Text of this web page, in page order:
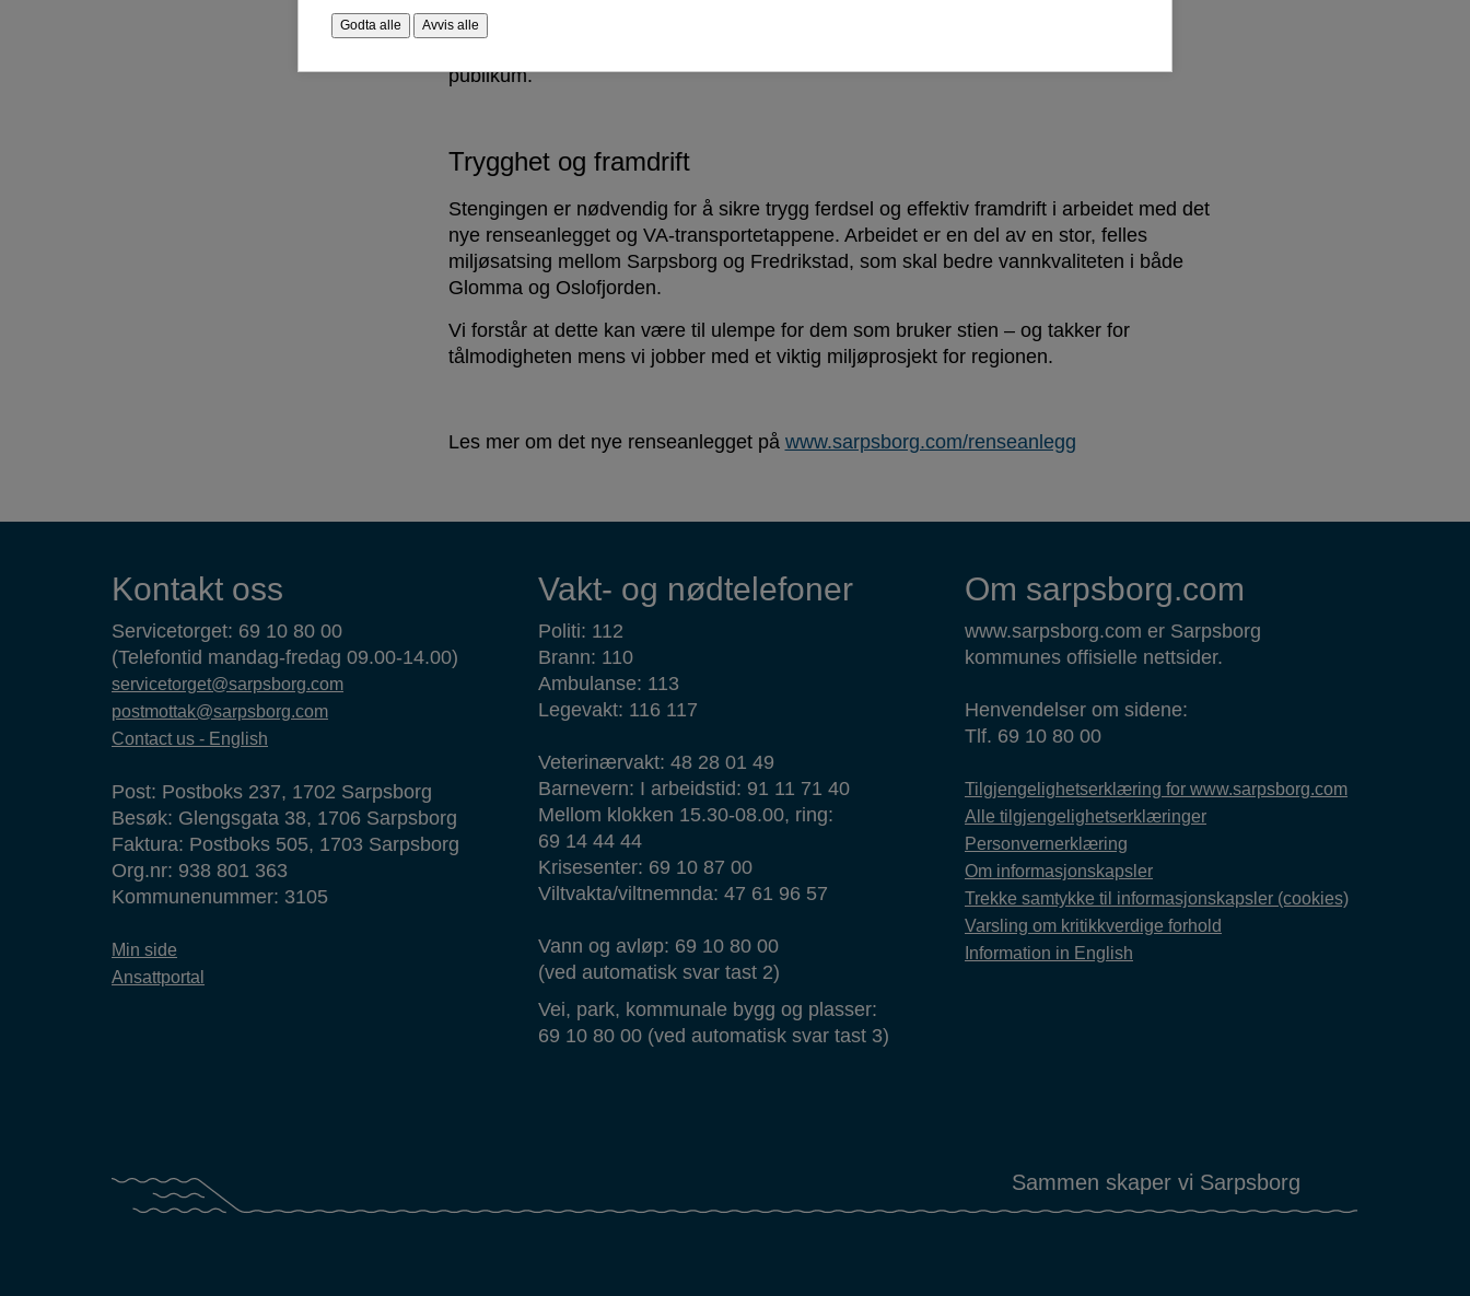
Deler av Glommastien er fortsatt stengt – fra rv 22 og vestover. Det samme gjelder
publikum.
Trygghet og framdrift
Stengingen er nødvendig for å sikre trygg ferdsel og effektiv framdrift i arbeidet med det
nye renseanlegget og VA-transportetappene. Arbeidet er en del av en stor, felles
miljøsatsing mellom Sarpsborg og Fredrikstad, som skal bedre vannkvaliteten i både
Glomma og Oslofjorden.
Vi forstår at dette kan være til ulempe for dem som bruker stien – og takker for
tålmodigheten mens vi jobber med et viktig miljøprosjekt for regionen.
Les mer om det nye renseanlegget på www.sarpsborg.com/renseanlegg
Kontaktinformasjon
Kontakt oss
Servicetorget: 69 10 80 00
(Telefontid mandag-fredag 09.00-14.00)
servicetorget@sarpsborg.com
postmottak@sarpsborg.com
Contact us - English
Post: Postboks 237, 1702 Sarpsborg
Besøk: Glengsgata 38, 1706 Sarpsborg
Faktura: Postboks 505, 1703 Sarpsborg
Org.nr: 938 801 363
Kommunenummer: 3105
Min side
Ansattportal
Vakt- og nødtelefoner
Politi: 112
Brann: 110
Ambulanse: 113
Legevakt: 116 117
Veterinærvakt: 48 28 01 49
Barnevern: I arbeidstid: 91 11 71 40
Mellom klokken 15.30-08.00, ring:
69 14 44 44
Krisesenter: 69 10 87 00
Viltvakta/viltnemnda: 47 61 96 57
Vann og avløp: 69 10 80 00
(ved automatisk svar tast 2)
Vei, park, kommunale bygg og plasser:
69 10 80 00 (ved automatisk svar tast 3)
Om sarpsborg.com
www.sarpsborg.com er Sarpsborg
kommunes offisielle nettsider.
Henvendelser om sidene:
Tlf. 69 10 80 00
Tilgjengelighetserklæring for www.sarpsborg.com
Alle tilgjengelighetserklæringer
Personvernerklæring
Om informasjonskapsler
Trekke samtykke til informasjonskapsler (cookies)
Varsling om kritikkverdige forhold
Information in English
Sammen skaper vi Sarpsborg
Godta alle Avvis alle